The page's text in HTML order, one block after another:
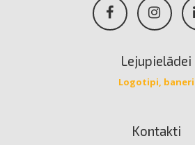
Lejupielādei
Logotipi, baneri
Kontakti